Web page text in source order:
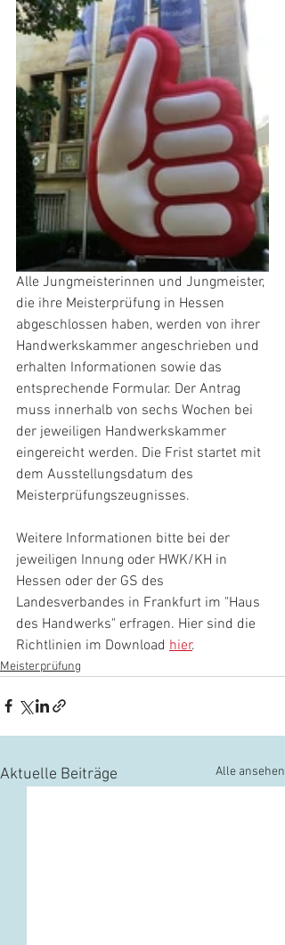
Alle Jungmeisterinnen und Jungmeister,
die ihre Meisterprüfung in Hessen
abgeschlossen haben, werden von ihrer
Handwerkskammer angeschrieben und
erhalten Informationen sowie das
entsprechende Formular. Der Antrag
muss innerhalb von sechs Wochen bei
der jeweiligen Handwerkskammer
eingereicht werden. Die Frist startet mit
dem Ausstellungsdatum des
Meisterprüfungszeugnisses.
Weitere Informationen bitte bei der
jeweiligen Innung oder HWK/KH in
Hessen oder der GS des
Landesverbandes in Frankfurt im "Haus
des Handwerks" erfragen. Hier sind die
Richtlinien im Download hier.
Meisterprüfung
Aktuelle Beiträge Alle ansehen